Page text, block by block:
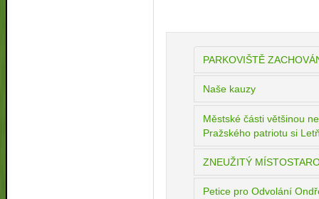
PARKOVIŠTĚ
Naše kauzy
Městské části většinou
Pražského patriotu si
ZNEUŽITÝ
Petice pro Odvolání